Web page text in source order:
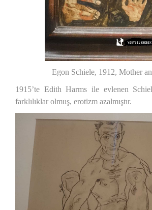
Egon Schiele, 1912, Mother
1915’te Edith Harms ile evlenen
farklılıklar olmuş, erotizm azalmıştır.